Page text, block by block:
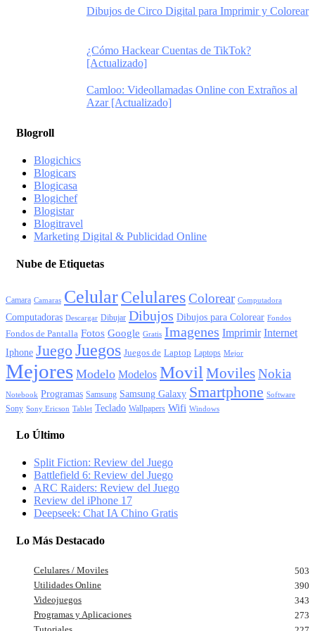
Dibujos de Circo Digital para Imprimir y Colorear
¿Cómo Hackear Cuentas de TikTok?
[Actualizado]
Camloo: Videollamadas Online con Extraños al
Azar [Actualizado]
Blogroll
Blogichics
Blogicars
Blogicasa
Blogichef
Blogistar
Blogitravel
Marketing Digital & Publicidad Online
Nube de Etiquetas
Camara Camaras CelularCelularesColorear Computadora
Computadoras Descargar Dibujar Dibujos Dibujos para Colorear Fondos
Fondos de Pantalla Fotos Google Gratis Imagenes Imprimir Internet
Iphone Juego Juegos Juegos de Laptop Laptops Mejor
Mejores Modelo Modelos Movil MovilesNokia
Notebook Programas Samsung Samsung Galaxy Smartphone Software
Sony Sony Ericson Tablet Teclado Wallpapers Wifi Windows
Lo Último
Split Fiction: Review del Juego
Battlefield 6: Review del Juego
ARC Raiders: Review del Juego
Review del iPhone 17
Deepseek: Chat IA Chino Gratis
Lo Más Destacado
Celulares / Moviles
503
Utilidades Online
390
Videojuegos
343
Programas y Aplicaciones
273